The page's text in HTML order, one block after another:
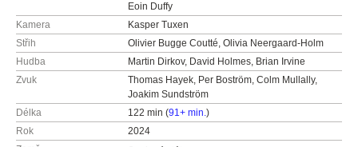
Eoin Duffy
Kamera
Kasper Tuxen
Střih
Olivier Bugge Coutté, Olivia Neergaard-Holm
Hudba
Martin Dirkov, David Holmes, Brian Irvine
Zvuk
Thomas Hayek, Per Boström, Colm Mullally,
Joakim Sundström
Délka
122 min (91+ min.)
Rok
2024